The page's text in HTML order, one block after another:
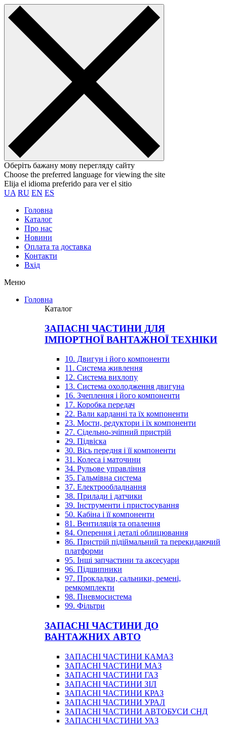
Оберіть бажану мову перегляду сайту
Choose the preferred language for viewing the site
Elija el idioma preferido para ver el sitio
UA RU EN ES
Головна
Каталог
Про нас
Новини
Оплата та доставка
Контакти
Вхiд
Меню
Головна
Каталог
ЗАПАСНІ ЧАСТИНИ ДЛЯ
ІМПОРТНОЇ ВАНТАЖНОЇ ТЕХНІКИ
10. Двигун і його компоненти
11. Система живлення
12. Система вихлопу
13. Система охолодження двигуна
16. Зчеплення і його компоненти
17. Коробка передач
22. Вали карданні та їх компоненти
23. Мости, редуктори і їх компоненти
27. Сідельно-зчіпний пристрій
29. Підвіска
30. Вісь передня і її компоненти
31. Колеса і маточини
34. Рульове управління
35. Гальмівна система
37. Електрообладнання
38. Прилади і датчики
39. Інструменти і пристосування
50. Кабіна і її компоненти
81. Вентиляція та опалення
84. Оперення і деталі облицювання
86. Пристрій підіймальний та перекидаючий
платформи
95. Інші запчастини та аксесуари
96. Підшипники
97. Прокладки, сальники, ремені,
ремкомплекти
98. Пневмосистема
99. Фільтри
ЗАПАСНІ ЧАСТИНИ ДО
ВАНТАЖНИХ АВТО
ЗАПАСНІ ЧАСТИНИ КАМАЗ
ЗАПАСНІ ЧАСТИНИ МАЗ
ЗАПАСНІ ЧАСТИНИ ГАЗ
ЗАПАСНІ ЧАСТИНИ ЗІЛ
ЗАПАСНІ ЧАСТИНИ КРАЗ
ЗАПАСНІ ЧАСТИНИ УРАЛ
ЗАПАСНІ ЧАСТИНИ АВТОБУСИ СНД
ЗАПАСНІ ЧАСТИНИ УАЗ